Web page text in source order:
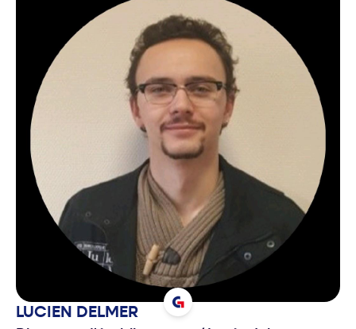
focused in General Management from INSEAD.
LUCIEN DELMER